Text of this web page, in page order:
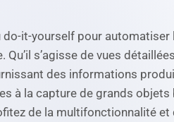
do-it-yourself pour automatiser
s’agisse de vues
des informations
à la capture de grands objets
de la multifonctionnalité